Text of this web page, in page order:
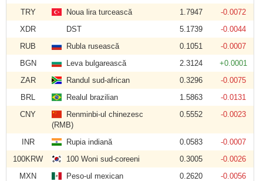
TRY
Noua lira turcească 1.7947
-0.0072
XDR
DST 5.1739
-0.0044
RUB
Rubla rusească 0.1051
-0.0007
BGN
Leva bulgarească 2.3124
+0.0001
ZAR
Randul sud-african 0.3296
-0.0075
BRL
Realul brazilian 1.5863
-0.0131
CNY
Renminbi-ul chinezesc
(RMB)
0.5552 -0.0023
INR Rupia indiană 0.0583
-0.0007
100KRW
100 Woni sud-coreeni 0.3005
-0.0026
MXN
Peso-ul mexican 0.2620
-0.0056